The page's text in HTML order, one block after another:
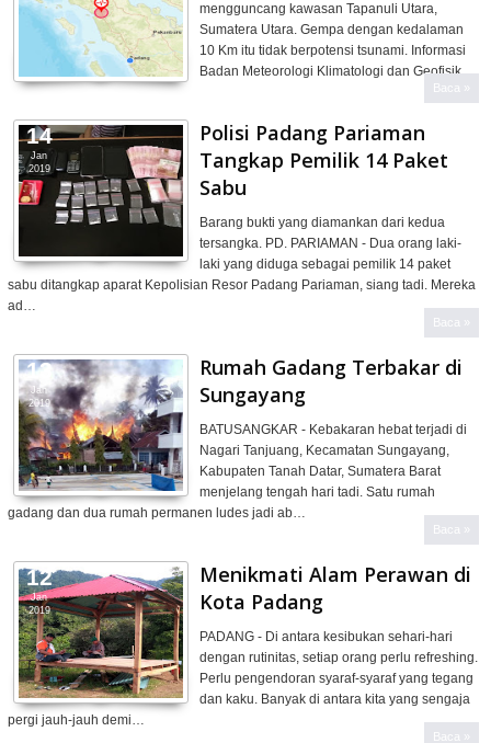
mengguncang kawasan Tapanuli Utara,
Sumatera Utara. Gempa dengan kedalaman
10 Km itu tidak berpotensi tsunami. Informasi
Badan Meteorologi Klimatologi dan Geofisik…
Baca »
Polisi Padang Pariaman
Tangkap Pemilik 14 Paket
Sabu
Barang bukti yang diamankan dari kedua
tersangka. PD. PARIAMAN - Dua orang laki-
laki yang diduga sebagai pemilik 14 paket
sabu ditangkap aparat Kepolisian Resor Padang Pariaman, siang tadi. Mereka
ad…
Baca »
14
Jan
2019
Rumah Gadang Terbakar di
Sungayang
BATUSANGKAR - Kebakaran hebat terjadi di
Nagari Tanjuang, Kecamatan Sungayang,
Kabupaten Tanah Datar, Sumatera Barat
menjelang tengah hari tadi. Satu rumah
gadang dan dua rumah permanen ludes jadi ab…
Baca »
13
Jan
2019
Menikmati Alam Perawan di
Kota Padang
PADANG - Di antara kesibukan sehari-hari
dengan rutinitas, setiap orang perlu refreshing.
Perlu pengendoran syaraf-syaraf yang tegang
dan kaku. Banyak di antara kita yang sengaja
pergi jauh-jauh demi…
Baca »
12
Jan
2019